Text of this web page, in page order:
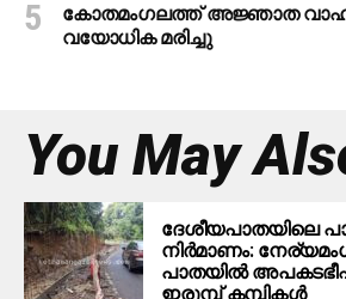
കോതമംഗലത്ത് അജ്ഞാത
വയോധിക മരിച്ചു
You May
ദേശീയപാതയിലെ
നിര്‍മാണം:
പാതയില്‍
ഇരുമ്പ് കമ്പികള്‍